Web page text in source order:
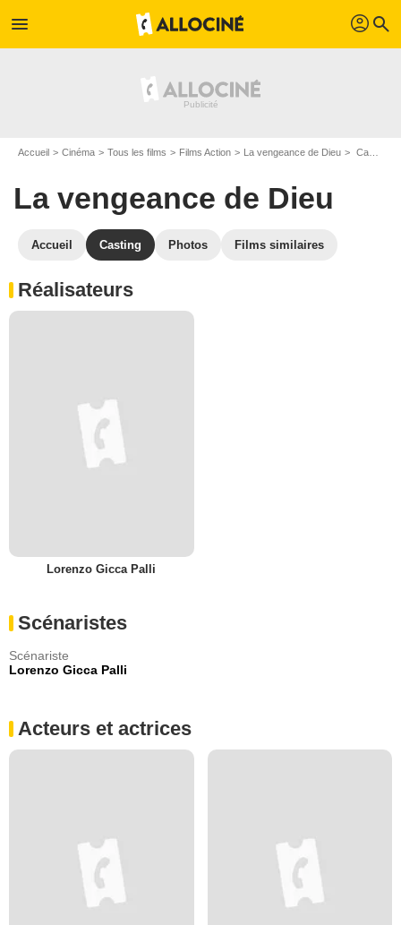
menu profil search
Accueil Cinéma Tous les films Films Action La vengeance de Dieu Casting La vengeance de Dieu
La vengeance de Dieu
Accueil Casting Photos Films similaires
Réalisateurs
Lorenzo Gicca Palli
Scénaristes
Scénariste
Lorenzo Gicca Palli
Acteurs et actrices